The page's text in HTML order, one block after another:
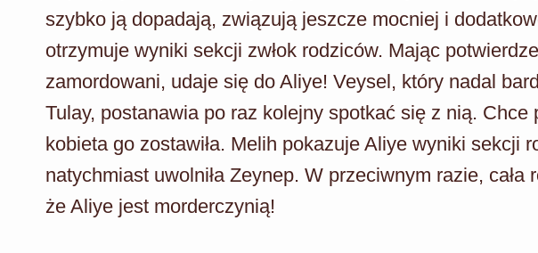
szybko ją dopadają, związują jeszcze mocniej i
otrzymuje wyniki sekcji zwłok rodziców. Mając
zamordowani, udaje się do Aliye! Veysel, który nadal
Tulay, postanawia po raz kolejny spotkać się z nią. Chce
kobieta go zostawiła. Melih pokazuje Aliye wyniki sekcji
natychmiast uwolniła Zeynep. W przeciwnym razie,
że Aliye jest morderczynią!